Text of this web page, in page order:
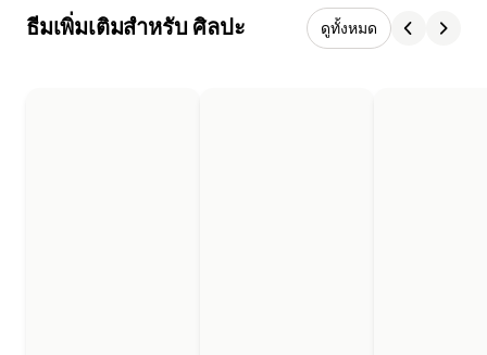
ธีมเพิ่มเติมสำหรับ ศิลปะ ดูทั้งหมด